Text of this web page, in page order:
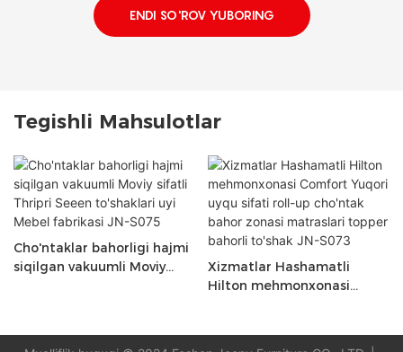
ENDI SO'ROV YUBORING
Tegishli Mahsulotlar
Cho'ntaklar bahorligi hajmi
siqilgan vakuumli Moviy
Xizmatlar Hashamatli
Hilton mehmonxonasi